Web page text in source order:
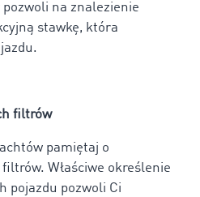
na znalezienie
stawkę, która
filtrów
pamiętaj o
Właściwe określenie
pojazdu pozwoli Ci